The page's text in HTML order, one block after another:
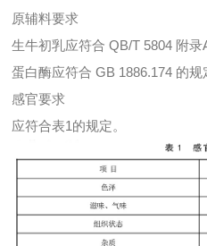
原辅料要求
生牛初乳应符合 QB/T 5804 附录
蛋白酶应符合 GB 1886.174 的规
感官要求
应符合表1的规定。